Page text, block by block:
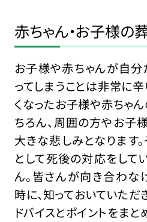
赤ちゃん・お子様の
お子様や赤ちゃんが自分
ってしまうことは非常に辛
くなったお子様や赤ちゃ
ちろん、周囲の方やお子
大きな悲しみとなります
として死後の対応をして
ん。皆さんが向き合わな
時に、知っておいていただ
ドバイスとポイントをまと